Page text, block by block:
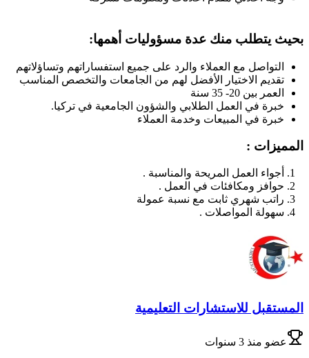
بحيث يتطلب منك عدة مسؤوليات أهمها:
التواصل مع العملاء والرد على جميع استفساراتهم وتساؤلاتهم
تقديم الاختيار الأفضل لهم من الجامعات والتخصص المناسب
العمر بين 20- 35 سنة
خبرة في العمل الطلابي والشؤون الجامعية في تركيا.
خبرة في المبيعات وخدمة العملاء
المميزات :
أجواء العمل المريحة والمناسبة .
حوافز ومكافئات في العمل .
راتب شهري ثابت مع نسبة عمولة
سهولة المواصلات .
المستقبل للاستشارات التعليمية
عضو منذ 3 سنوات